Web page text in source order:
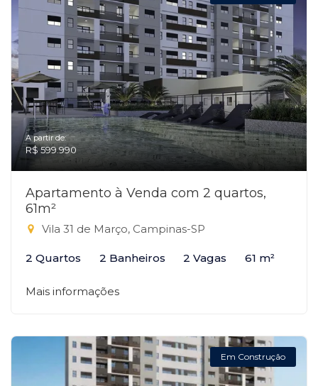
A partir de:
R$ 599.990
Apartamento à Venda com 2 quartos,
61m²
Vila 31 de Março, Campinas-SP
2 Quartos 2 Banheiros 2 Vagas 61 m²
Mais informações
Em Construção